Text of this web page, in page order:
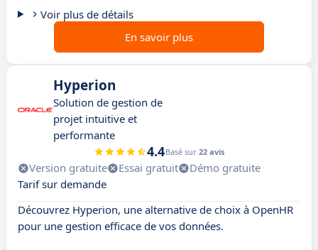
Voir plus de détails
En savoir plus
Hyperion
Solution de gestion de
projet intuitive et
performante
4.4Basé sur 22 avis
Version gratuite Essai gratuit
Démo gratuite
Tarif sur demande
Découvrez Hyperion, une alternative de choix à OpenHR
pour une gestion efficace de vos données.